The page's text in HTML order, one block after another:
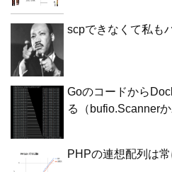
scpできなくて私も
Goのコードから
る（bufio.Scannerか
PHPの連想配列は